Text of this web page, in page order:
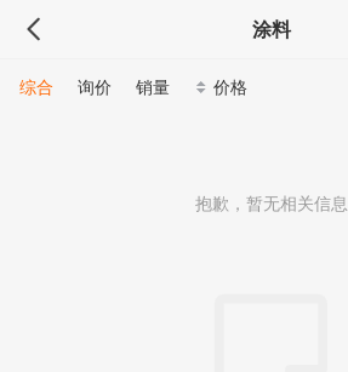
涂料
综合 询价 销量 价格
抱歉，暂无相关信息